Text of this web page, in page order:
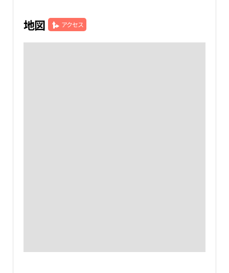
地図 アクセス